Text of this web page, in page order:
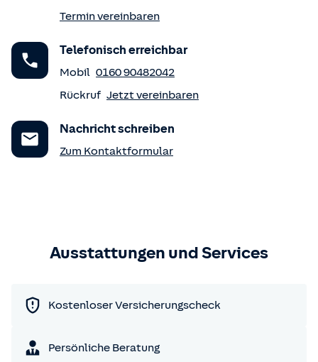
Termin vereinbaren
Telefonisch erreichbar
Mobil 0160 90482042
Rückruf Jetzt vereinbaren
Nachricht schreiben
Zum Kontaktformular
Ausstattungen und Services
Kostenloser Versicherungscheck
Persönliche Beratung